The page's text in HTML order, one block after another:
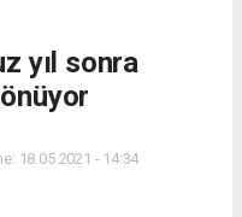
yıl sonra
18.05.2021 - 14:34